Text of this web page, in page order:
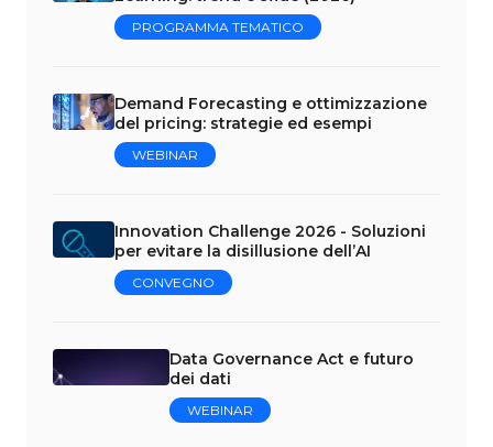
PROGRAMMA TEMATICO
Demand Forecasting e ottimizzazione
del pricing: strategie ed esempi
WEBINAR
Innovation Challenge 2026 - Soluzioni
per evitare la disillusione dell’AI
CONVEGNO
Data Governance Act e futuro
dei dati
WEBINAR